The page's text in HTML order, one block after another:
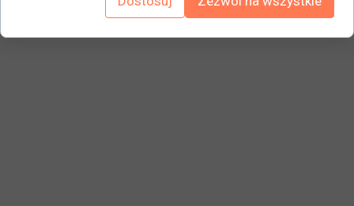
Kolor szary RAL 7035 i niebieski 5010